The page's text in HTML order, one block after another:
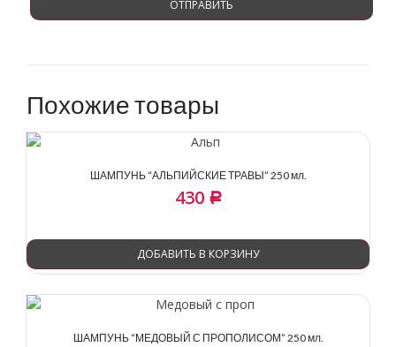
Похожие товары
ШАМПУНЬ “АЛЬПИЙСКИЕ ТРАВЫ” 250 мл.
430 Р
ДОБАВИТЬ В КОРЗИНУ
ШАМПУНЬ “МЕДОВЫЙ С ПРОПОЛИСОМ” 250 мл.